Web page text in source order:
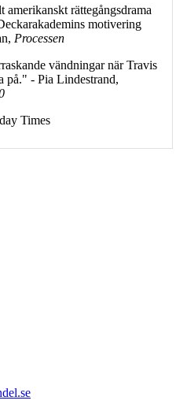
rättegångsdrama
motivering
Processen
vändningar när Travis
på." - Pia Lindestrand,
Times